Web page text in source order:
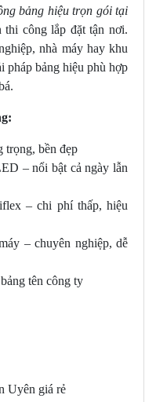
bảng hiệu trọn gói tại
công lắp đặt tận nơi.
nhà máy hay khu
pháp bảng hiệu phù hợp
trọng, bền đẹp
– nổi bật cả ngày lẫn
– chi phí thấp, hiệu
– chuyên nghiệp, dễ
tên công ty